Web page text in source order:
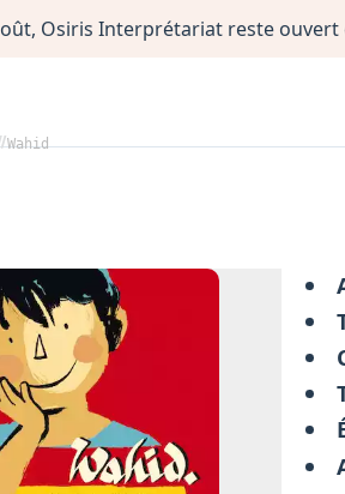
Osiris Interprétariat reste
Wahid